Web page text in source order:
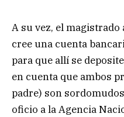
A su vez, el
cree una cuenta
para que allí se
en cuenta que ambos
padre) son
oficio a la Agencia